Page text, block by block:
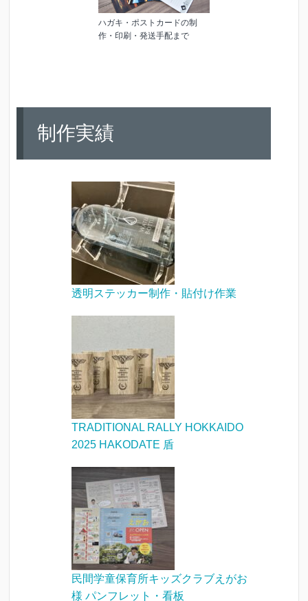
ハガキ・ポストカードの制
作・印刷・発送手配まで
制作実績
透明ステッカー制作・貼付け作業
TRADITIONAL RALLY HOKKAIDO
2025 HAKODATE 盾
民間学童保育所キッズクラブえがお
様 パンフレット・看板